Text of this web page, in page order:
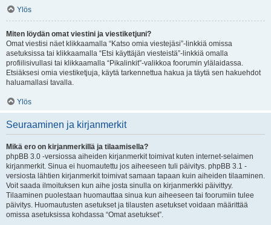
Ylös
Miten löydän omat viestini ja viestiketjuni?
Omat viestisi näet klikkaamalla “Katso omia viestejäsi”-linkkiä omissa
asetuksissa tai klikkaamalla “Etsi käyttäjän viesteistä”-linkkiä omalla
profiilisivullasi tai klikkaamalla “Pikalinkit”-valikkoa foorumin ylälaidassa.
Etsiäksesi omia viestiketjuja, käytä tarkennettua hakua ja täytä sen hakuehdot
haluamallasi tavalla.
Ylös
Seuraaminen ja kirjanmerkit
Mikä ero on kirjanmerkillä ja tilaamisella?
phpBB 3.0 -versiossa aiheiden kirjanmerkit toimivat kuten internet-selaimen
kirjanmerkit. Sinua ei huomautettu jos aiheeseen tuli päivitys. phpBB 3.1 -
versiosta lähtien kirjanmerkit toimivat samaan tapaan kuin aiheiden tilaaminen.
Voit saada ilmoituksen kun aihe josta sinulla on kirjanmerkki päivittyy.
Tilaaminen puolestaan huomauttaa sinua kun aiheeseen tai foorumiin tulee
päivitys. Huomautusten asetukset ja tilausten asetukset voidaan määrittää
omissa asetuksissa kohdassa “Omat asetukset”.